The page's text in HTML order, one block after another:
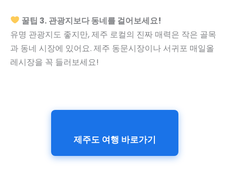
꿀팁 3. 관광지보다 동네를 걸어보세요!
유명 관광지도 좋지만, 제주 로컬의 진짜 매력은 작은 골목
과 동네 시장에 있어요. 제주 동문시장이나 서귀포 매일올
레시장을 꼭 들러보세요!
제주도 여행 바로가기